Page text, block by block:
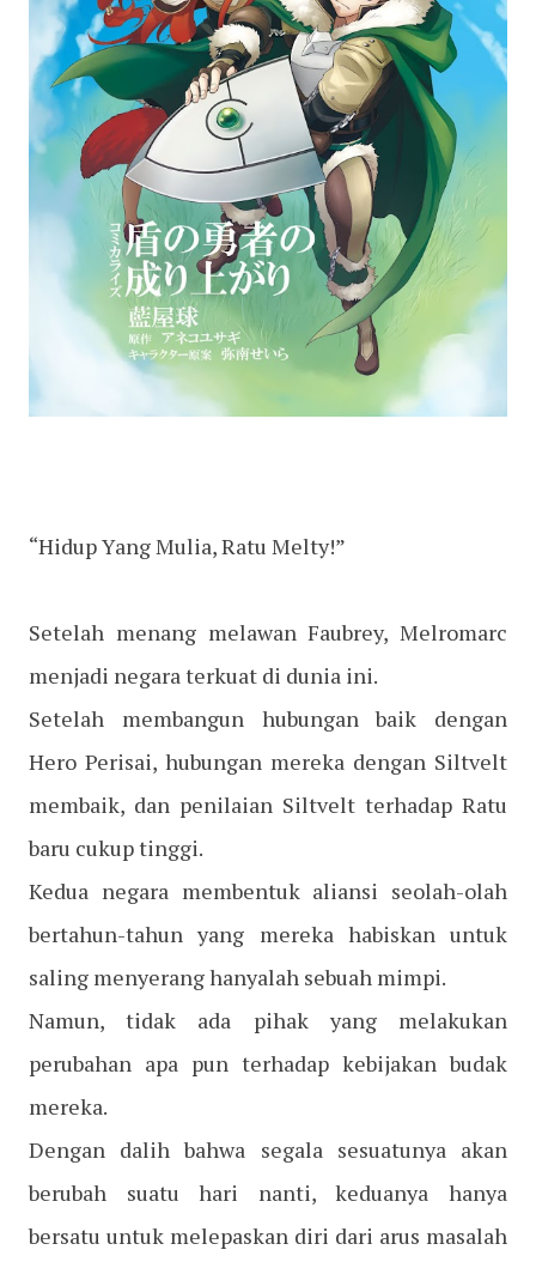
“Hidup Yang Mulia, Ratu Melty!”
Setelah menang melawan Faubrey, Melromarc
menjadi negara terkuat di dunia ini.
Setelah membangun hubungan baik dengan
Hero Perisai, hubungan mereka dengan Siltvelt
membaik, dan penilaian Siltvelt terhadap Ratu
baru cukup tinggi.
Kedua negara membentuk aliansi seolah-olah
bertahun-tahun yang mereka habiskan untuk
saling menyerang hanyalah sebuah mimpi.
Namun, tidak ada pihak yang melakukan
perubahan apa pun terhadap kebijakan budak
mereka.
Dengan dalih bahwa segala sesuatunya akan
berubah suatu hari nanti, keduanya hanya
bersatu untuk melepaskan diri dari arus masalah